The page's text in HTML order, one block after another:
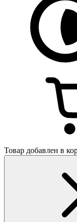
Товар добавлен в